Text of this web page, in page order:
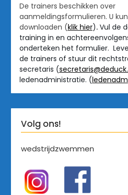
De trainers beschikken over
aanmeldingsformulieren. U
downloaden (klik hier). Vul de
training in en
onderteken het formulier.
de trainers of stuur dit
secretaris (
ledenadministratie. (
Volg ons!
wedstrijdzwemmen